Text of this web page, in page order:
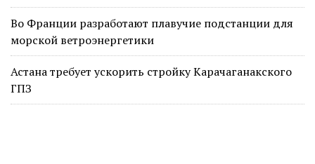
Во Франции разработают плавучие подстанции для
морской ветроэнергетики
Астана требует ускорить стройку Карачаганакского
ГПЗ